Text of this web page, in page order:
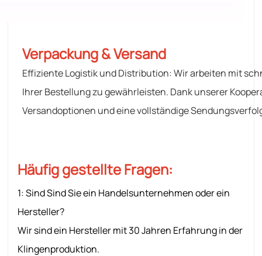
Verpackung & Versand
Effiziente Logistik und Distribution: Wir arbeiten mit
Ihrer Bestellung zu gewährleisten. Dank unserer
Versandoptionen und eine vollständige
Häufig gestellte Fragen:
1: SindSind Sie ein Handelsunternehmen oder ein
Hersteller?
Wir sind ein Hersteller mit 30 Jahren Erfahrung in der
Klingenproduktion.